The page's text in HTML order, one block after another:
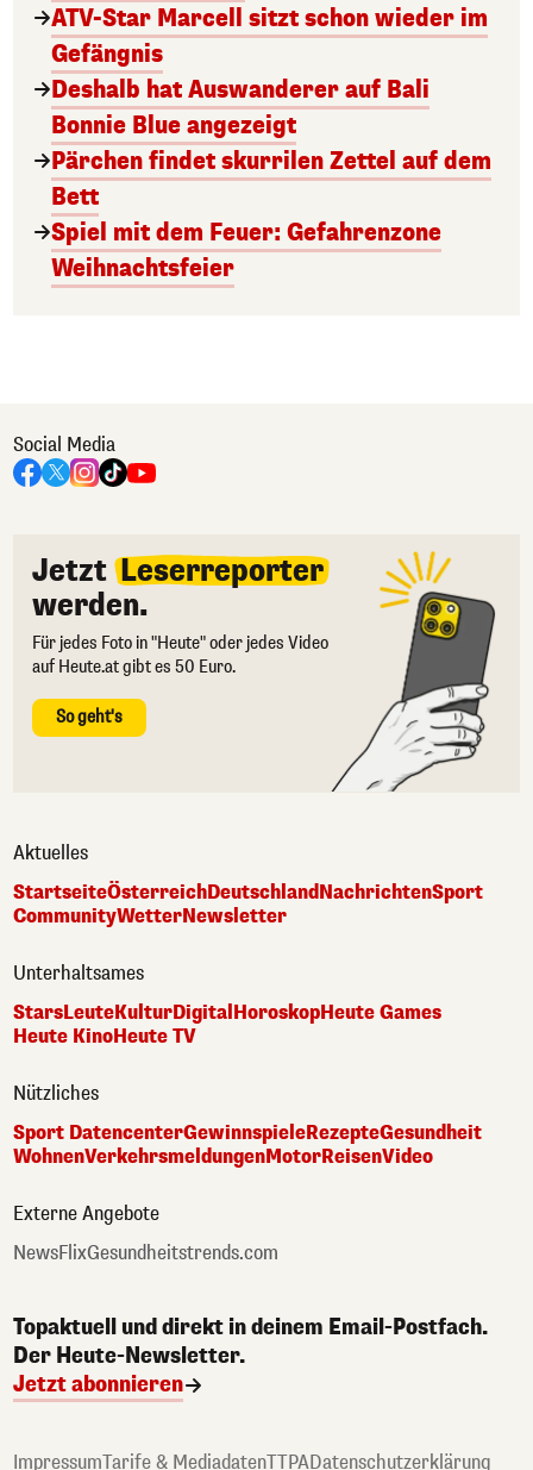
ATV-Star Marcell sitzt schon wieder im
Gefängnis
Deshalb hat Auswanderer auf Bali
Bonnie Blue angezeigt
Pärchen findet skurrilen Zettel auf dem
Bett
Spiel mit dem Feuer: Gefahrenzone
Weihnachtsfeier
Social Media
Jetzt Leserreporter
werden.
Für jedes Foto in "Heute" oder jedes Video
auf Heute.at gibt es 50 Euro.
So geht's
Aktuelles
StartseiteÖsterreichDeutschlandNachrichtenSport
CommunityWetterNewsletter
Unterhaltsames
StarsLeuteKulturDigital HoroskopHeute Games
Heute KinoHeute TV
Nützliches
Sport DatencenterGewinnspieleRezepteGesundheit
WohnenVerkehrsmeldungenMotorReisenVideo
Externe Angebote
NewsFlixGesundheitstrends.com
Topaktuell und direkt in deinem Email-Postfach.
Der Heute-Newsletter.
Jetzt abonnieren
ImpressumTarife & MediadatenTTPADatenschutzerklärung